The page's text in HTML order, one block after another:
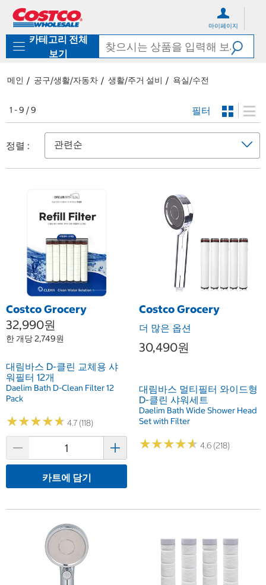
로
기
가
마이페이지
카테고리 전체
보기
메인 공구/생활/자동차 생활/주거 설비 욕실/수전
1 - 9 / 9 필터
정렬 :
Costco Grocery
32,990원
한 개당 2,749원
대림바스 D-클린 교체용 샤
워필터 12개
Daelim Bath D-Clean Filter 12
Pack
★★★★★
★★★★★ 4.7 (118)
카트에 담기
Costco Grocery
더 많은 옵션
30,490원
대림바스 멀티필터 와이드형
D-클린 샤워세트
Daelim Bath Wide Shower Head
Set with Filter
★★★★★
★★★★★ 4.6 (218)